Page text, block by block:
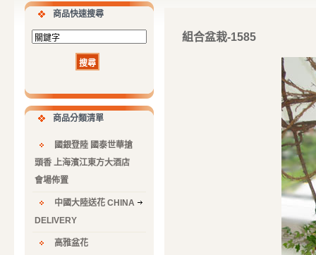
商品快速搜尋
商品分類清單
國銀登陸 國泰世華搶
頭香 上海濱江東方大酒店
會場佈置
中國大陸送花 CHINA
DELIVERY
高雅盆花
組合盆栽-1585